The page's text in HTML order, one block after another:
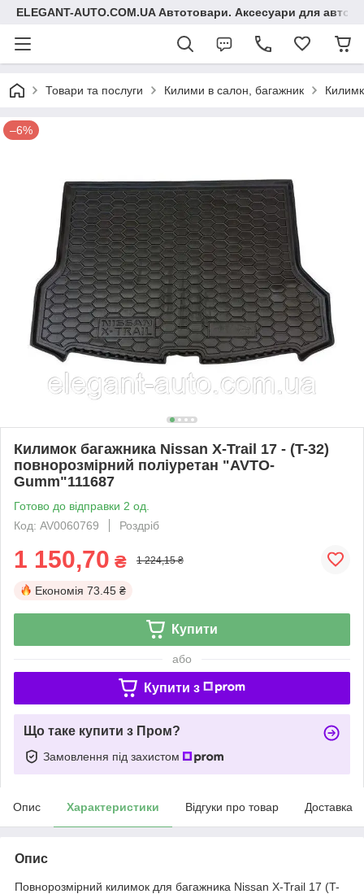
ELEGANT-AUTO.COM.UA Автотовари. Аксесуари для авто
Товари та послуги Килими в салон, багажник
–6%
Килимок багажника Nissan X-Trail 17 - (T-32)
повнорозмірний поліуретан "AVTO-
Gumm"111687
Готово до відправки 2 од.
Код: AV0060769
Роздріб
1 150,70 ₴ 1 224,15 ₴
Економія 73.45 ₴
Купити
або
Купити з
Що таке купити з Пром?
Замовлення під захистом
Опис Характеристики Відгуки про товар Доставка
Опис
Повнорозмірний килимок для багажника Nissan X-Trail 17 (T-